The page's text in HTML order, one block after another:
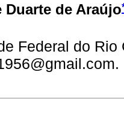
Duarte de Araújo
Federal do Rio